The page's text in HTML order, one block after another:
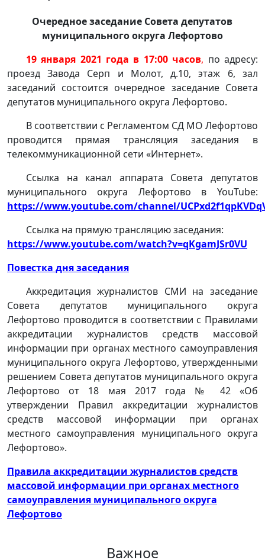
Очередное заседание Совета депутатов
муниципального округа Лефортово
19 января 2021 года в 17:00 часов, по адресу:
проезд Завода Серп и Молот, д.10, этаж 6, зал
заседаний состоится очередное заседание Совета
депутатов муниципального округа Лефортово.
В соответствии с Регламентом СД МО Лефортово
проводится прямая трансляция заседания в
телекоммуникационной сети «Интернет».
Ссылка на канал аппарата Совета депутатов
муниципального округа Лефортово в YouTube:
https://www.youtube.com/channel/
Ссылка на прямую трансляцию заседания:
https://www.youtube.com/watch?v=qKgamJSr0VU
Повестка дня заседания
Аккредитация журналистов СМИ на заседание
Совета депутатов муниципального округа
Лефортово проводится в соответствии с Правилами
аккредитации журналистов средств массовой
информации при органах местного самоуправления
муниципального округа Лефортово, утвержденными
решением Совета депутатов муниципального округа
Лефортово от 18 мая 2017 года № 42 «Об
утверждении Правил аккредитации журналистов
средств массовой информации при органах
местного самоуправления муниципального округа
Лефортово».
Правила аккредитации журналистов средств
массовой информации при органах местного
самоуправления муниципального округа
Лефортово
Важное